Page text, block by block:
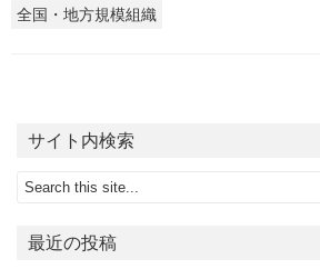
全国・地方規模組織
サイト内検索
最近の投稿